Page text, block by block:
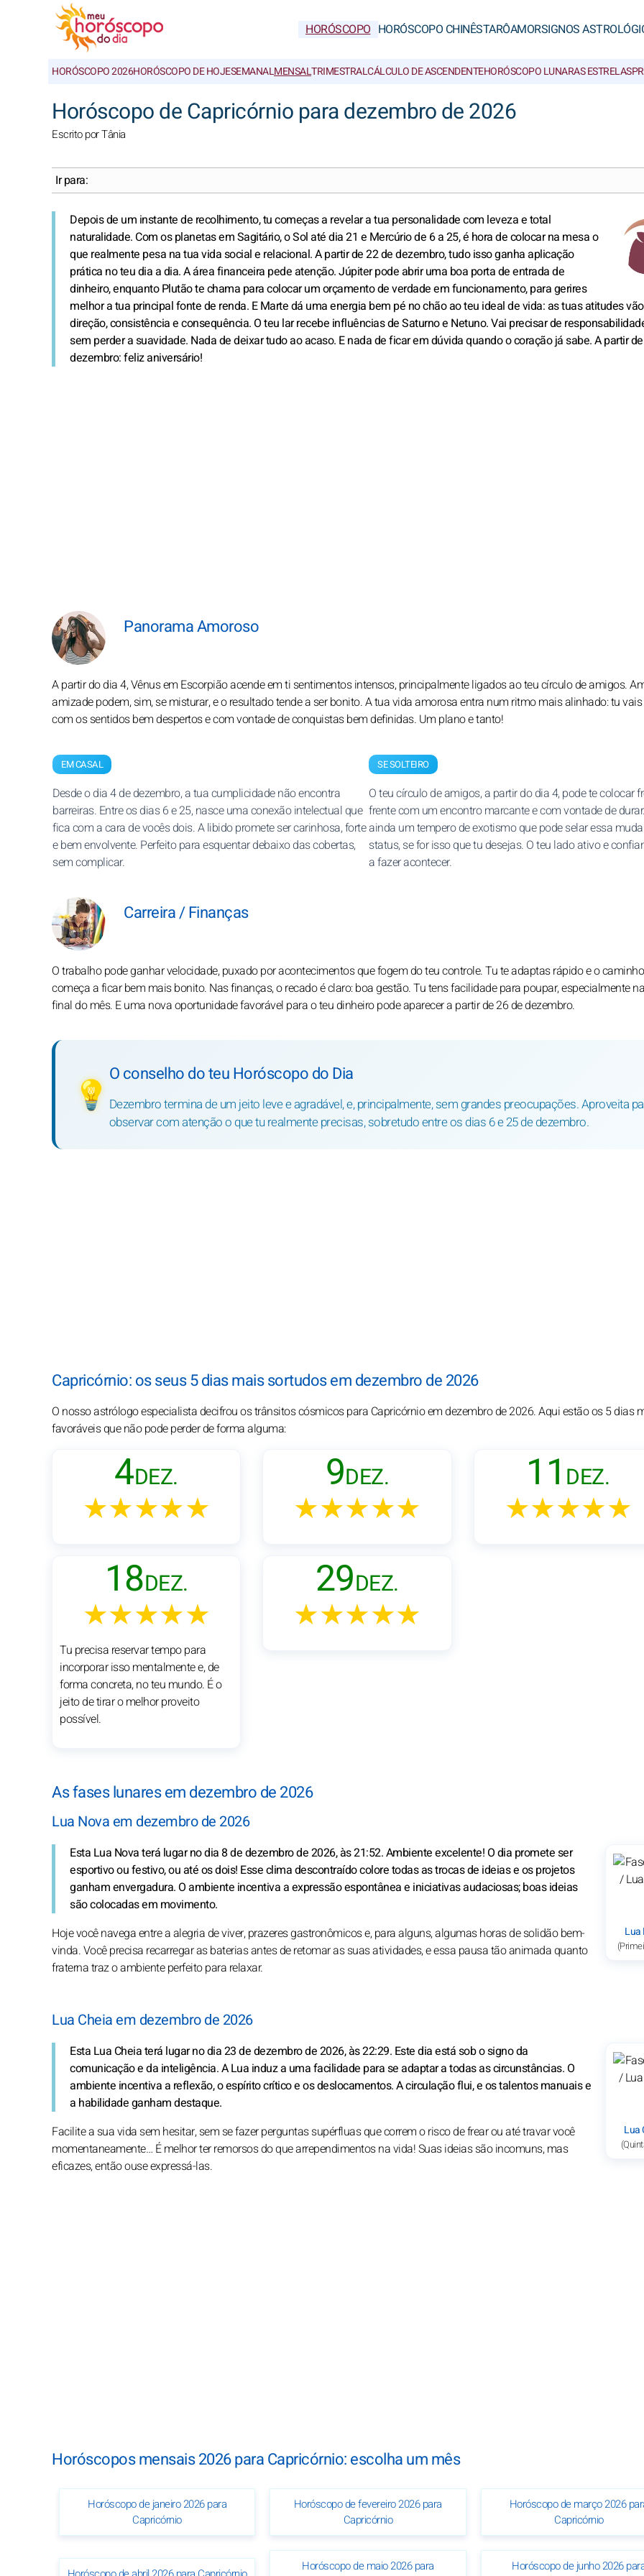
HORÓSCOPO HORÓSCOPO CHINÊSTARÔAMORSIGNOS
HORÓSCOPO 2026HORÓSCOPO DE HOJESEMANALMENSALTRIMESTRALCÁLCULO DE ASCENDENTEHORÓSCOPO LUNARAS ESTRELAS
Horóscopo de Capricórnio para dezembro de 2026
Escrito por Tânia
Ir para:
Depois de um instante de recolhimento, tu começas a revelar a tua personalidade com leveza e total
naturalidade. Com os planetas em Sagitário, o Sol até dia 21 e Mercúrio de 6 a 25, é hora de colocar na mesa o
que realmente pesa na tua vida social e relacional. A partir de 22 de dezembro, tudo isso ganha aplicação
prática no teu dia a dia. A área financeira pede atenção. Júpiter pode abrir uma boa porta de entrada de
dinheiro, enquanto Plutão te chama para colocar um orçamento de verdade em funcionamento, para gerires
melhor a tua principal fonte de renda. E Marte dá uma energia bem pé no chão ao teu ideal de vida: as tuas atitudes
direção, consistência e consequência. O teu lar recebe influências de Saturno e Netuno. Vai precisar de
sem perder a suavidade. Nada de deixar tudo ao acaso. E nada de ficar em dúvida quando o coração já sabe. A partir
dezembro: feliz aniversário!
Panorama Amoroso
A partir do dia 4, Vênus em Escorpião acende em ti sentimentos intensos, principalmente ligados ao teu círculo de amigos.
amizade podem, sim, se misturar, e o resultado tende a ser bonito. A tua vida amorosa entra num ritmo mais alinhado: tu
com os sentidos bem despertos e com vontade de conquistas bem definidas. Um plano e tanto!
EM CASAL
Desde o dia 4 de dezembro, a tua cumplicidade não encontra
barreiras. Entre os dias 6 e 25, nasce uma conexão intelectual que
fica com a cara de vocês dois. A libido promete ser carinhosa, forte
e bem envolvente. Perfeito para esquentar debaixo das cobertas,
sem complicar.
SE SOLTEIRO
O teu círculo de amigos, a partir do dia 4, pode te colocar
frente com um encontro marcante e com vontade de
ainda um tempero de exotismo que pode selar essa
status, se for isso que tu desejas. O teu lado ativo e
a fazer acontecer.
Carreira / Finanças
O trabalho pode ganhar velocidade, puxado por acontecimentos que fogem do teu controle. Tu te adaptas rápido e o caminho
começa a ficar bem mais bonito. Nas finanças, o recado é claro: boa gestão. Tu tens facilidade para poupar, especialmente
final do mês. E uma nova oportunidade favorável para o teu dinheiro pode aparecer a partir de 26 de dezembro.
💡
O conselho do teu Horóscopo do Dia
Dezembro termina de um jeito leve e agradável, e, principalmente, sem grandes preocupações. Aproveita
observar com atenção o que tu realmente precisas, sobretudo entre os dias 6 e 25 de dezembro.
Capricórnio: os seus 5 dias mais sortudos em dezembro de 2026
O nosso astrólogo especialista decifrou os trânsitos cósmicos para Capricórnio em dezembro de 2026. Aqui estão os 5 dias
favoráveis que não pode perder de forma alguma:
4DEZ.
★★★★★
9DEZ.
★★★★★
11 DEZ.
★★★★★
18DEZ.
★★★★★
Tu precisa reservar tempo para
incorporar isso mentalmente e, de
forma concreta, no teu mundo. É o
jeito de tirar o melhor proveito
possível.
29DEZ.
★★★★★
As fases lunares em dezembro de 2026
Lua Nova em dezembro de 2026
Lua
Esta Lua Nova terá lugar no dia 8 de dezembro de 2026, às 21:52. Ambiente excelente! O dia promete ser
esportivo ou festivo, ou até os dois! Esse clima descontraído colore todas as trocas de ideias e os projetos
ganham envergadura. O ambiente incentiva a expressão espontânea e iniciativas audaciosas; boas ideias
são colocadas em movimento.
Hoje você navega entre a alegria de viver, prazeres gastronômicos e, para alguns, algumas horas de solidão bem-
vinda. Você precisa recarregar as baterias antes de retomar as suas atividades, e essa pausa tão animada quanto
fraterna traz o ambiente perfeito para relaxar.
Lua Cheia em dezembro de 2026
Lua
Esta Lua Cheia terá lugar no dia 23 de dezembro de 2026, às 22:29. Este dia está sob o signo da
comunicação e da inteligência. A Lua induz a uma facilidade para se adaptar a todas as circunstâncias. O
ambiente incentiva a reflexão, o espírito crítico e os deslocamentos. A circulação flui, e os talentos manuais e
a habilidade ganham destaque.
Facilite a sua vida sem hesitar, sem se fazer perguntas supérfluas que correm o risco de frear ou até travar você
momentaneamente… É melhor ter remorsos do que arrependimentos na vida! Suas ideias são incomuns, mas
eficazes, então ouse expressá-las.
Horóscopos mensais 2026 para Capricórnio: escolha um mês
Horóscopo de janeiro 2026 para
Capricórnio
Horóscopo de fevereiro 2026 para
Capricórnio
Horóscopo de março 2026
Capricórnio
Horóscopo de maio 2026 para
Horóscopo de junho 2026